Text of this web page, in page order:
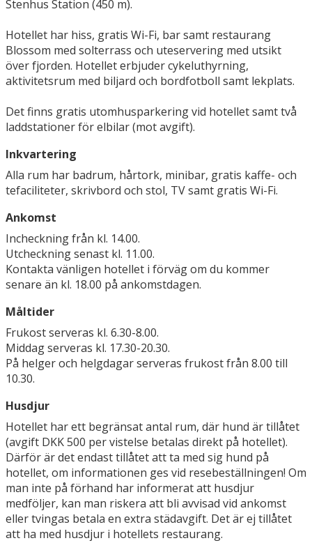
Stenhus Station (450 m).
Hotellet har hiss, gratis Wi-Fi, bar samt restaurang
Blossom med solterrass och uteservering med utsikt
över fjorden. Hotellet erbjuder cykeluthyrning,
aktivitetsrum med biljard och bordfotboll samt lekplats.
Det finns gratis utomhusparkering vid hotellet samt två
laddstationer för elbilar (mot avgift).
Inkvartering
Alla rum har badrum, hårtork, minibar, gratis kaffe- och
tefaciliteter, skrivbord och stol, TV samt gratis Wi-Fi.
Ankomst
Incheckning från kl. 14.00.
Utcheckning senast kl. 11.00.
Kontakta vänligen hotellet i förväg om du kommer
senare än kl. 18.00 på ankomstdagen.
Måltider
Frukost serveras kl. 6.30-8.00.
Middag serveras kl. 17.30-20.30.
På helger och helgdagar serveras frukost från 8.00 till
10.30.
Husdjur
Hotellet har ett begränsat antal rum, där hund är tillåtet
(avgift DKK 500 per vistelse betalas direkt på hotellet).
Därför är det endast tillåtet att ta med sig hund på
hotellet, om informationen ges vid resebeställningen! Om
man inte på förhand har informerat att husdjur
medföljer, kan man riskera att bli avvisad vid ankomst
eller tvingas betala en extra städavgift. Det är ej tillåtet
att ha med husdjur i hotellets restaurang.